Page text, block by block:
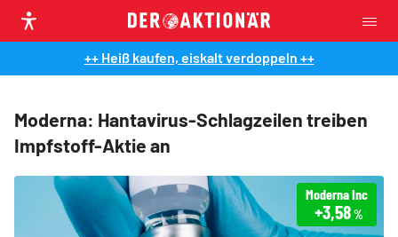
++ Heiß kaufen, eiskalt verdoppeln ++
Moderna: Hantavirus-Schlagzeilen treiben
Impfstoff-Aktie an
Moderna Inc
+3,58 %